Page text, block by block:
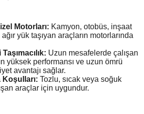
Motorları: Kamyon, otobüs, inşaat
yük taşıyan araçların motorlarında
Uzun mesafelerde çalışan
yüksek performansı ve uzun ömrü
avantajı sağlar.
Koşulları: Tozlu, sıcak veya soğuk
araçlar için uygundur.